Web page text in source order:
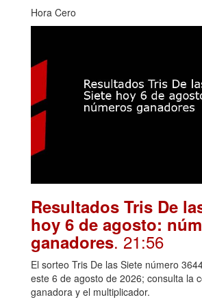
Hora Cero
Resultados Tris De
hoy 6 de agosto:
ganadores. 21:56
El sorteo Tris De las Siete número
este 6 de agosto de 2026; consulta la
ganadora y el multiplicador.